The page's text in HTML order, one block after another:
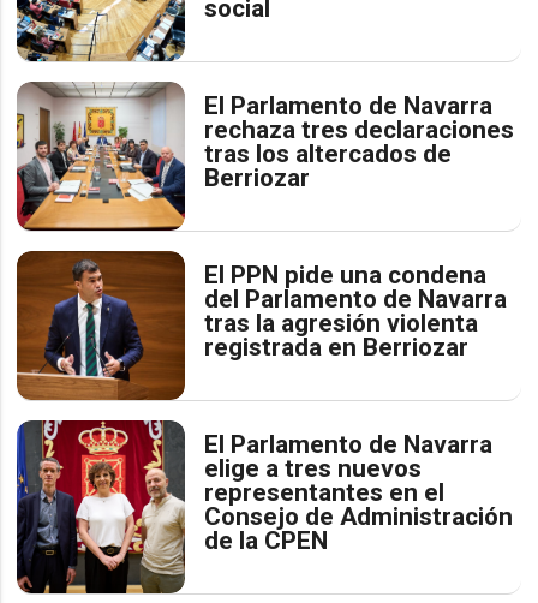
social
El Parlamento de Navarra
rechaza tres declaraciones
tras los altercados de
Berriozar
El PPN pide una condena
del Parlamento de Navarra
tras la agresión violenta
registrada en Berriozar
El Parlamento de Navarra
elige a tres nuevos
representantes en el
Consejo de Administración
de la CPEN